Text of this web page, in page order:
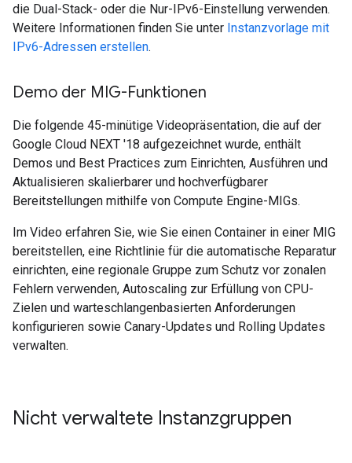
die Dual-Stack- oder die Nur-IPv6-Einstellung verwenden.
Weitere Informationen finden Sie unter Instanzvorlage mit
IPv6-Adressen erstellen.
Demo der MIG-Funktionen
Die folgende 45-minütige Videopräsentation, die auf der
Google Cloud NEXT '18 aufgezeichnet wurde, enthält
Demos und Best Practices zum Einrichten, Ausführen und
Aktualisieren skalierbarer und hochverfügbarer
Bereitstellungen mithilfe von Compute Engine-MIGs.
Im Video erfahren Sie, wie Sie einen Container in einer MIG
bereitstellen, eine Richtlinie für die automatische Reparatur
einrichten, eine regionale Gruppe zum Schutz vor zonalen
Fehlern verwenden, Autoscaling zur Erfüllung von CPU-
Zielen und warteschlangenbasierten Anforderungen
konfigurieren sowie Canary-Updates und Rolling Updates
verwalten.
Nicht verwaltete Instanzgruppen